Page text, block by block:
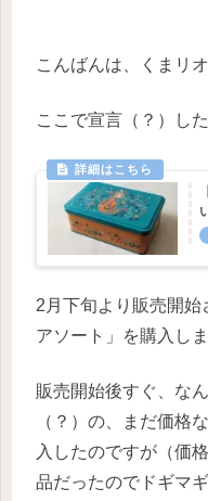
こんばんは、くまリオ
ここで宣言（？）し
2月下旬より販売開始
アソート」を購入しま
販売開始後すぐ、な
（？）の、まだ価格
入したのですが（価
品だったのでドギマ